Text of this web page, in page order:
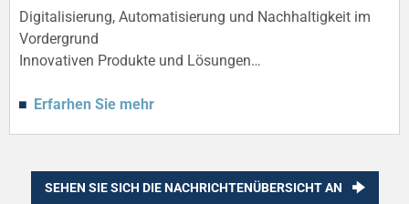
Digitalisierung, Automatisierung und Nachhaltigkeit im
Vordergrund
Innovativen Produkte und Lösungen…
Erfarhen Sie mehr
SEHEN SIE SICH DIE NACHRICHTENÜBERSICHT AN